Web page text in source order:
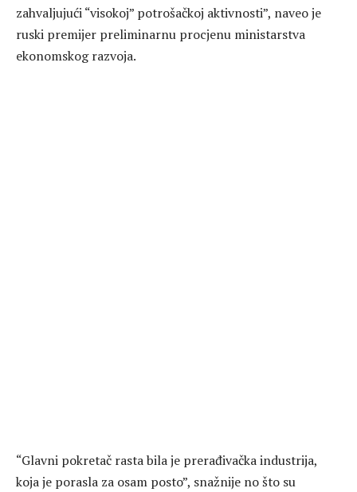
zahvaljujući “visokoj” potrošačkoj aktivnosti”, naveo je
ruski premijer preliminarnu procjenu ministarstva
ekonomskog razvoja.
“Glavni pokretač rasta bila je prerađivačka industrija,
koja je porasla za osam posto”, snažnije no što su